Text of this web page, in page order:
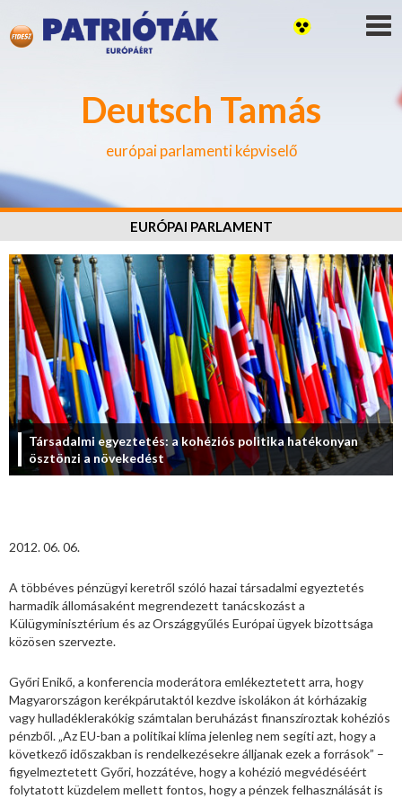
Deutsch Tamás
európai parlamenti képviselő
EURÓPAI PARLAMENT
Társadalmi egyeztetés: a kohéziós politika hatékonyan
ösztönzi a növekedést
2012. 06. 06.
A többéves pénzügyi keretről szóló hazai társadalmi egyeztetés
harmadik állomásaként megrendezett tanácskozást a
Külügyminisztérium és az Országgyűlés Európai ügyek bizottsága
közösen szervezte.
Győri Enikő, a konferencia moderátora emlékeztetett arra, hogy
Magyarországon kerékpárutaktól kezdve iskolákon át kórházakig
vagy hulladéklerakókig számtalan beruházást finanszíroztak kohéziós
pénzből. „Az EU-ban a politikai klíma jelenleg nem segíti azt, hogy a
következő időszakban is rendelkezésekre álljanak ezek a források” –
figyelmeztetett Győri, hozzátéve, hogy a kohézió megvédéséért
folytatott küzdelem mellett fontos, hogy a pénzek felhasználását is